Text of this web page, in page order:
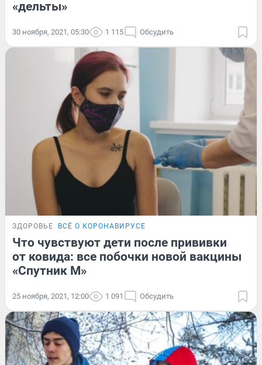
«дельты»
30 ноября, 2021, 05:30 1 115 Обсудить
ЗДОРОВЬЕ ВСЁ О КОРОНАВИРУСЕ
Что чувствуют дети после прививки
от ковида: все побочки новой вакцины
«Спутник М»
25 ноября, 2021, 12:00 1 091 Обсудить